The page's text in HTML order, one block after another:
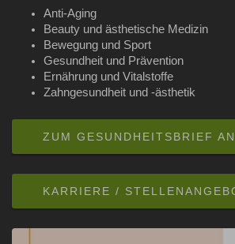
Anti-Aging
Beauty und ästhetische Medizin
Bewegung und Sport
Gesundheit und Prävention
Ernährung und Vitalstoffe
Zahngesundheit und -ästhetik
ZUM GESUNDHEITSBRIEF
KARRIERE /